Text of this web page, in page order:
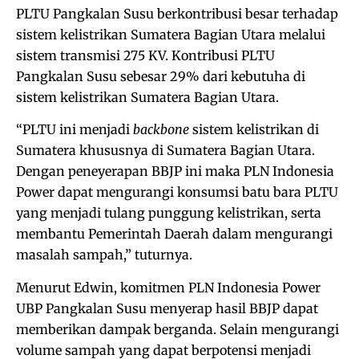
PLTU Pangkalan Susu berkontribusi besar terhadap
sistem kelistrikan Sumatera Bagian Utara melalui
sistem transmisi 275 KV. Kontribusi PLTU
Pangkalan Susu sebesar 29% dari kebutuha di
sistem kelistrikan Sumatera Bagian Utara.
“PLTU ini menjadi backbone sistem kelistrikan di
Sumatera khususnya di Sumatera Bagian Utara.
Dengan peneyerapan BBJP ini maka PLN Indonesia
Power dapat mengurangi konsumsi batu bara PLTU
yang menjadi tulang punggung kelistrikan, serta
membantu Pemerintah Daerah dalam mengurangi
masalah sampah,” tuturnya.
Menurut Edwin, komitmen PLN Indonesia Power
UBP Pangkalan Susu menyerap hasil BBJP dapat
memberikan dampak berganda. Selain mengurangi
volume sampah yang dapat berpotensi menjadi